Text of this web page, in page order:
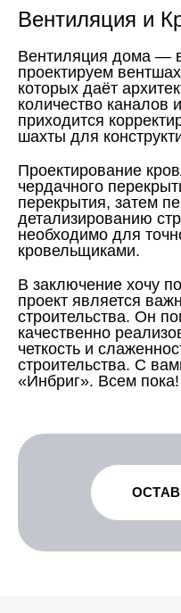
Вентиляция и
Вентиляция дома —
проектируем
которых даёт
количество каналов
приходится
шахты для
Проектирование
чердачного
перекрытия, затем
детализированию
необходимо для
кровельщиками.
В заключение хочу
проект является
строительства. Он
качественно
четкость и
строительства. С
«Инбриг». Всем пока!